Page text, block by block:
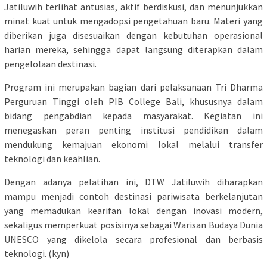
Jatiluwih terlihat antusias, aktif berdiskusi, dan menunjukkan
minat kuat untuk mengadopsi pengetahuan baru. Materi yang
diberikan juga disesuaikan dengan kebutuhan operasional
harian mereka, sehingga dapat langsung diterapkan dalam
pengelolaan destinasi.
Program ini merupakan bagian dari pelaksanaan Tri Dharma
Perguruan Tinggi oleh PIB College Bali, khususnya dalam
bidang pengabdian kepada masyarakat. Kegiatan ini
menegaskan peran penting institusi pendidikan dalam
mendukung kemajuan ekonomi lokal melalui transfer
teknologi dan keahlian.
Dengan adanya pelatihan ini, DTW Jatiluwih diharapkan
mampu menjadi contoh destinasi pariwisata berkelanjutan
yang memadukan kearifan lokal dengan inovasi modern,
sekaligus memperkuat posisinya sebagai Warisan Budaya Dunia
UNESCO yang dikelola secara profesional dan berbasis
teknologi. (kyn)